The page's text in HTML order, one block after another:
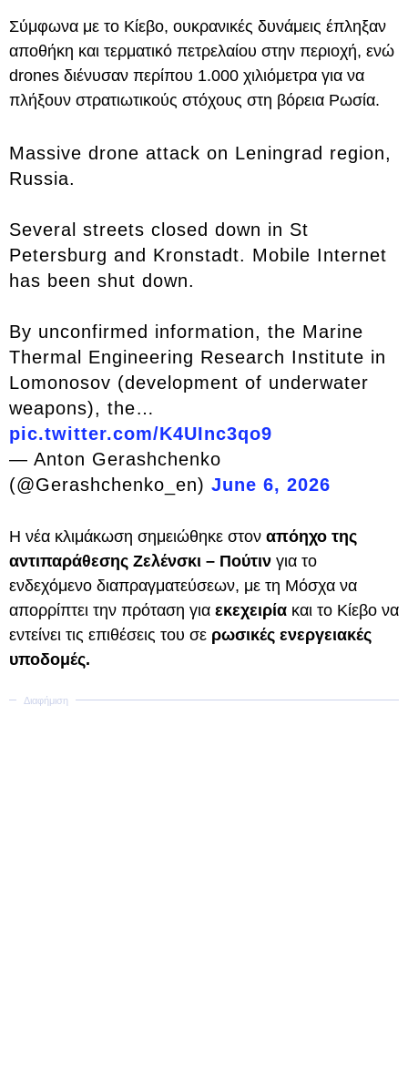
Σύμφωνα με το Κίεβο, ουκρανικές δυνάμεις έπληξαν
αποθήκη και τερματικό πετρελαίου στην περιοχή, ενώ
drones διένυσαν περίπου 1.000 χιλιόμετρα για να
πλήξουν στρατιωτικούς στόχους στη βόρεια Ρωσία.
Massive drone attack on Leningrad region,
Russia.
Several streets closed down in St
Petersburg and Kronstadt. Mobile Internet
has been shut down.
By unconfirmed information, the Marine
Thermal Engineering Research Institute in
Lomonosov (development of underwater
weapons), the…
pic.twitter.com/K4UInc3qo9
— Anton Gerashchenko
(@Gerashchenko_en) June 6, 2026
Η νέα κλιμάκωση σημειώθηκε στον απόηχο της
αντιπαράθεσης Ζελένσκι – Πούτιν για το
ενδεχόμενο διαπραγματεύσεων, με τη Μόσχα να
απορρίπτει την πρόταση για εκεχειρία και το Κίεβο να
εντείνει τις επιθέσεις του σε ρωσικές ενεργειακές
υποδομές.